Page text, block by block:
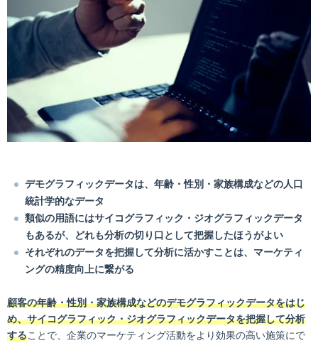
デモグラフィックデータは、年齢・性別・家族構成などの人口
統計学的なデータ
類似の用語にはサイコグラフィック・ジオグラフィックデータ
もあるが、どれも分析の切り口として把握したほうがよい
それぞれのデータを把握して分析に活かすことは、マーケティ
ングの精度向上に繋がる
顧客の年齢・性別・家族構成などのデモグラフィックデータをはじ
め、サイコグラフィック・ジオグラフィックデータを把握して分析
することで、企業のマーケティング活動をより効果の高い施策にで